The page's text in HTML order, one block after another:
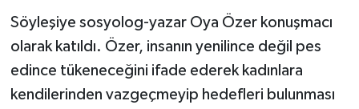
Söyleşiye sosyolog-yazar Oya Özer konuşmacı
olarak katıldı. Özer, insanın yenilince değil pes
edince tükeneceğini ifade ederek kadınlara
kendilerinden vazgeçmeyip hedefleri bulunması